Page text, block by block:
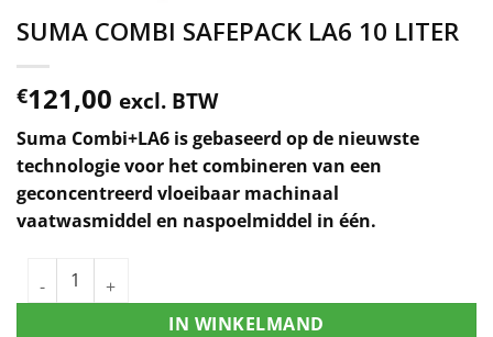
SUMA COMBI SAFEPACK LA6 10 LITER
€121,00 excl. BTW
Suma Combi+LA6 is gebaseerd op de nieuwste
technologie voor het combineren van een
geconcentreerd vloeibaar machinaal
vaatwasmiddel en naspoelmiddel in één.
IN WINKELMAND